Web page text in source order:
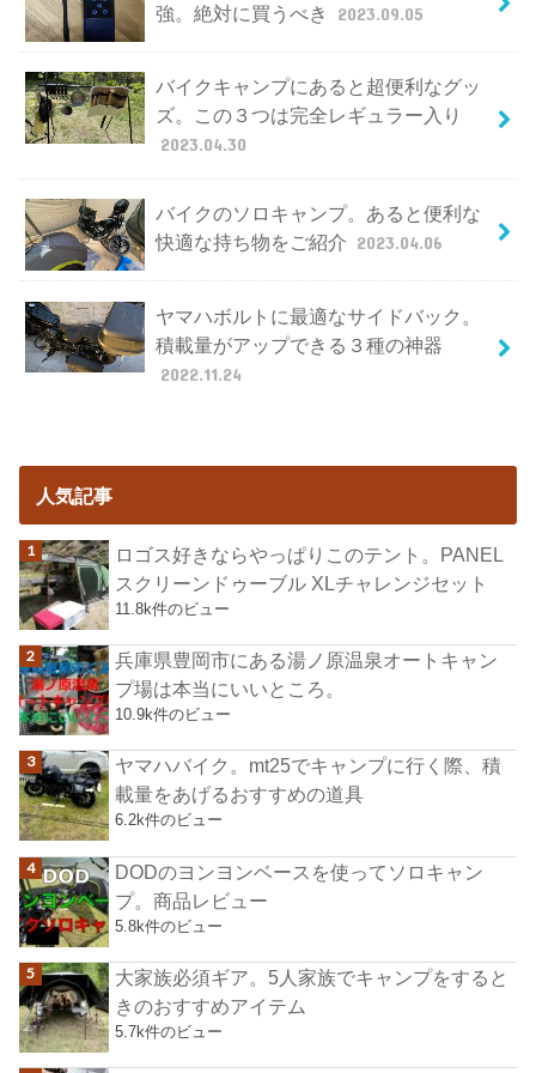
強。絶対に買うべき
2023.09.05
バイクキャンプにあると超便利なグッ
ズ。この３つは完全レギュラー入り
2023.04.30
バイクのソロキャンプ。あると便利な
快適な持ち物をご紹介 2023.04.06
ヤマハボルトに最適なサイドバック。
積載量がアップできる３種の神器
2022.11.24
人気記事
ロゴス好きならやっぱりこのテント。PANEL
スクリーンドゥーブル XLチャレンジセット
11.8k件のビュー
兵庫県豊岡市にある湯ノ原温泉オートキャン
プ場は本当にいいところ。
10.9k件のビュー
ヤマハバイク。mt25でキャンプに行く際、積
載量をあげるおすすめの道具
6.2k件のビュー
DODのヨンヨンベースを使ってソロキャン
プ。商品レビュー
5.8k件のビュー
大家族必須ギア。5人家族でキャンプをすると
きのおすすめアイテム
5.7k件のビュー